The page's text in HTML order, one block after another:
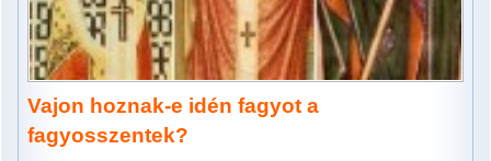
Vajon hoznak-e idén fagyot a
fagyosszentek?